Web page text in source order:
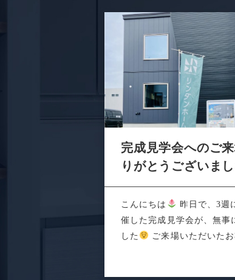
完成見学会へのご
りがとうございま
こんにちは
昨日で、3週
催した完成見学会が、無事
した
ご来場いただいたお